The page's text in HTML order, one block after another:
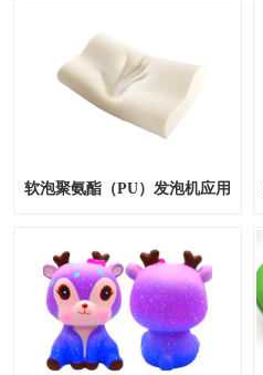
软泡聚氨酯（PU）发泡机应用